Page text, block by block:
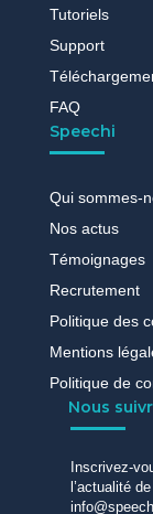
Tutoriels
Support
FAQ
Speechi
Qui sommes-
Nos actus
Témoignages
Recrutement
Politique des
Mentions
Politique de
Nous
Inscrivez-
l’actualité